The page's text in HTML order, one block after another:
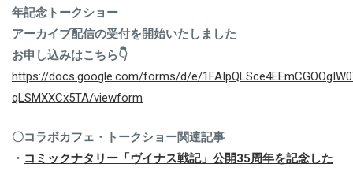
年記念トークショー
アーカイブ配信の受付を開始いたしました
お申し込みはこちら👇
https://docs.google.com/forms/d/e/
qLSMXXCx5TA/viewform
〇コラボカフェ・トークショー関連記事
・ コミックナタリー「ヴイナス戦記」公開35周年を記念した